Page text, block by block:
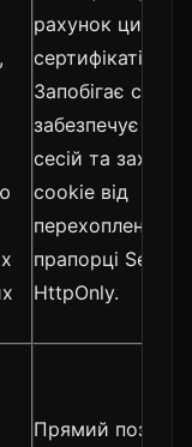
рахунок
сертифікатів.
Запобігає
забезпечує
сесій та
cookie від
перехоплення
прапорці
HttpOnly.
Прямий